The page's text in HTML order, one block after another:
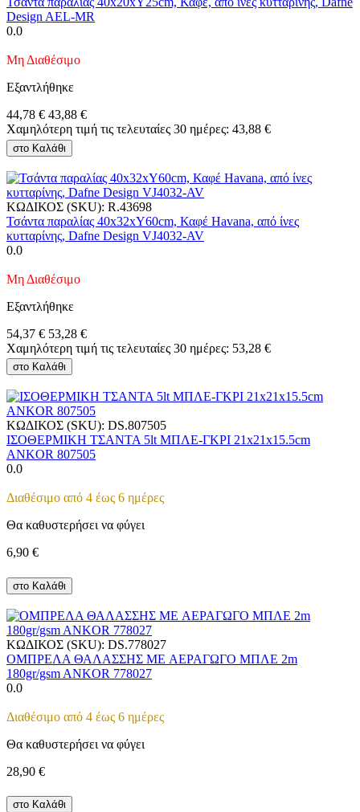
Design AEL-MR
0.0
Μη Διαθέσιμο
Εξαντλήθηκε
44,78 € 43,88 €
Χαμηλότερη τιμή τις τελευταίες 30 ημέρες: 43,88 €
στο Καλάθι
ΚΩΔΙΚΟΣ (SKU): R.43698
Τσάντα παραλίας 40x32xΥ60cm, Καφέ Havana, από ίνες
κυτταρίνης, Dafne Design VJ4032-AV
0.0
Μη Διαθέσιμο
Εξαντλήθηκε
54,37 € 53,28 €
Χαμηλότερη τιμή τις τελευταίες 30 ημέρες: 53,28 €
στο Καλάθι
ΚΩΔΙΚΟΣ (SKU): DS.807505
ΙΣΟΘΕΡΜΙΚΗ ΤΣΑΝΤΑ 5lt ΜΠΛΕ-ΓΚΡΙ 21x21x15.5cm
ANKOR 807505
0.0
Διαθέσιμο από 4 έως 6 ημέρες
Θα καθυστερήσει να φύγει
6,90 €
στο Καλάθι
ΚΩΔΙΚΟΣ (SKU): DS.778027
ΟΜΠΡΕΛΑ ΘΑΛΑΣΣΗΣ ME ΑΕΡΑΓΩΓΟ ΜΠΛΕ 2m
180gr/gsm ANKOR 778027
0.0
Διαθέσιμο από 4 έως 6 ημέρες
Θα καθυστερήσει να φύγει
28,90 €
στο Καλάθι